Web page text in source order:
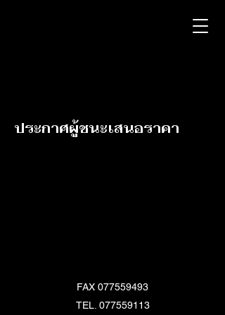
ประกาศผู้ชนะเสนอราคา
FAX 077559493
TEL. 077559113